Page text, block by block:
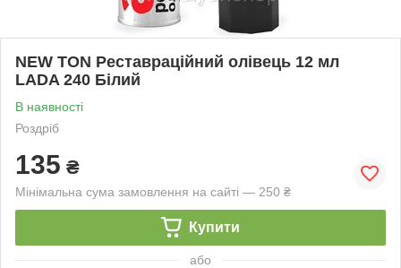
NEW TON Реставраційний олівець 12 мл
LADA 240 Білий
В наявності
Роздріб
135 ₴
Мінімальна сума замовлення на сайті — 250 ₴
Купити
або